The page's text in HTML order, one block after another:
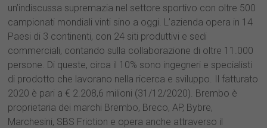
un’indiscussa supremazia nel settore sportivo con oltre 500
campionati mondiali vinti sino a oggi. L’azienda opera in 14​
Paesi di 3 continenti, con 24 siti produttivi e sedi
commerciali, contando sulla collaborazione di oltre 11.000​
persone. Di queste, circa il 10% sono ingegneri e specialisti
di prodotto che lavorano nella ricerca e sviluppo. Il fatturato
2020 è pari a € 2.208,6 milioni (31/12/2020​).​ Brembo è
proprietaria dei marchi Brembo, Breco, AP, Bybre,
Marchesini, SBS Friction ​e opera anche attraverso il